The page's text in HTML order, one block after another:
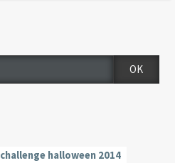
challenge halloween 2014